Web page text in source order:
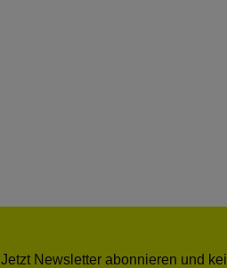
Jetzt Newsletter abonnieren und